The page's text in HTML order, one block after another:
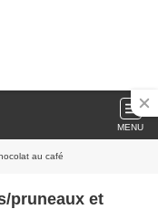
MENU
au café
pruneaux et